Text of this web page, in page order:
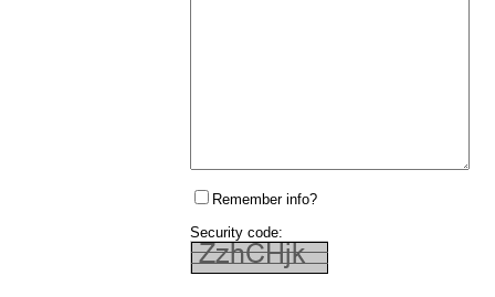
Remember info?
Security code: